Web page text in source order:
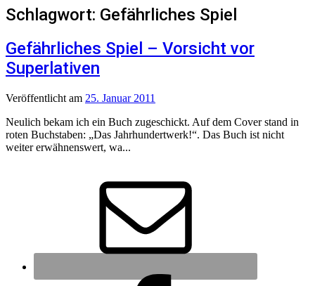
Schlagwort: Gefährliches Spiel
Gefährliches Spiel – Vorsicht vor
Superlativen
Veröffentlicht am 25. Januar 2011
Neulich bekam ich ein Buch zugeschickt. Auf dem Cover stand in
roten Buchstaben: „Das Jahrhundertwerk!“. Das Buch ist nicht
weiter erwähnenswert, wa...